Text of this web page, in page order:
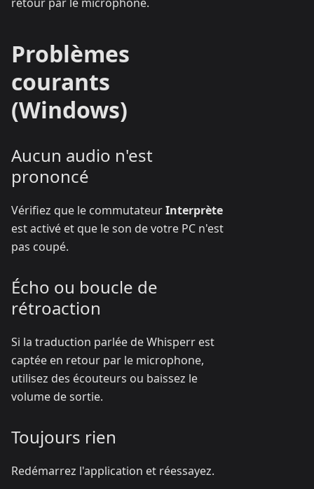
Problèmes
courants
(Windows)
Aucun audio n'est
prononcé
Vérifiez que le commutateurInterprète
est activé et que le son de votre PC n'est
pas coupé.
Écho ou boucle de
rétroaction
Si la traduction parlée de Whisperr est
captée en retour par le microphone,
utilisez des écouteurs ou baissez le
volume de sortie.
Toujours rien
Redémarrez l'application et réessayez.